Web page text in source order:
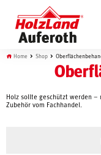
Home Shop
Holz sollte geschützt werden –
Zubehör vom Fachhandel.